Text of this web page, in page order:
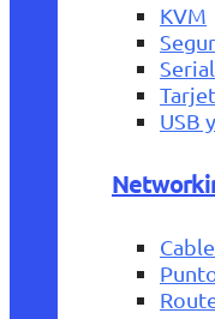
KVM
USB